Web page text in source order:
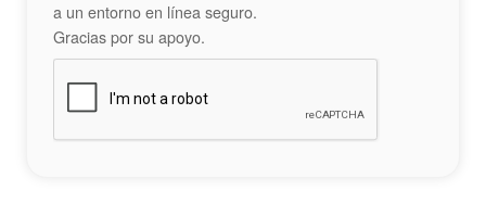
a un entorno en línea seguro.
Gracias por su apoyo.